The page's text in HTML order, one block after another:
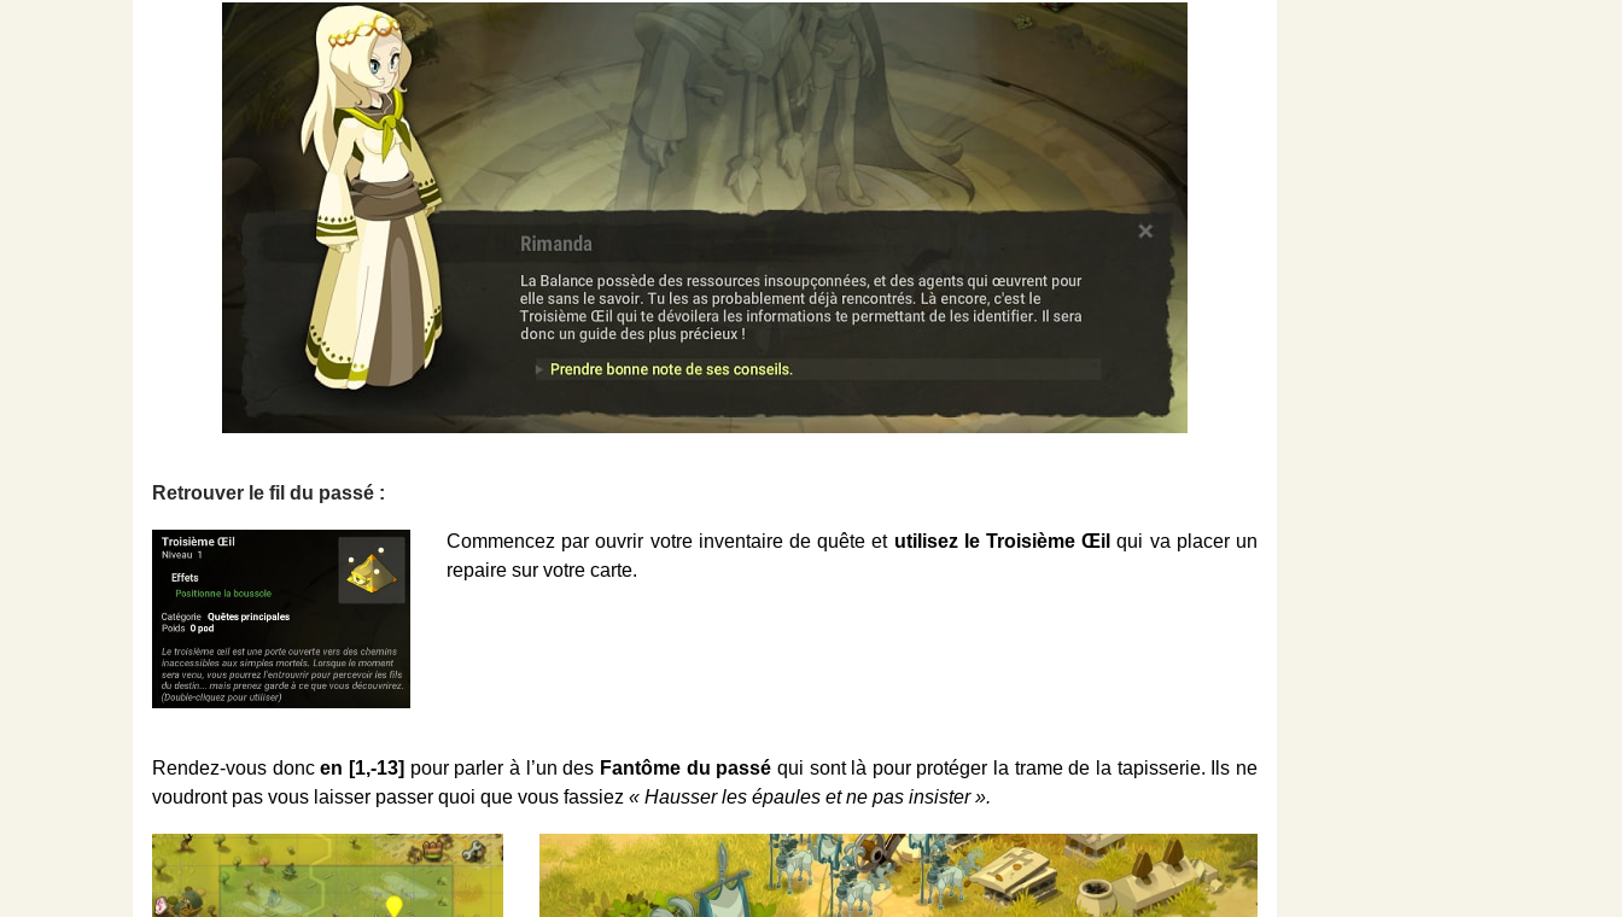
Retrouver le fil du passé :
Commencez par ouvrir votre inventaire de quête et utilisez le Troisième Œil qui va placer un
repaire sur votre carte.
Rendez-vous doncen [1,-13] pour parler à l’un des Fantôme du passé qui sont là pour protéger la trame de la tapisserie. Ils ne
voudront pas vous laisser passer quoi que vous fassiez « Hausser les épaules et ne pas insister ».